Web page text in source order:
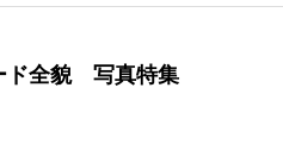
ド全貌 写真特集